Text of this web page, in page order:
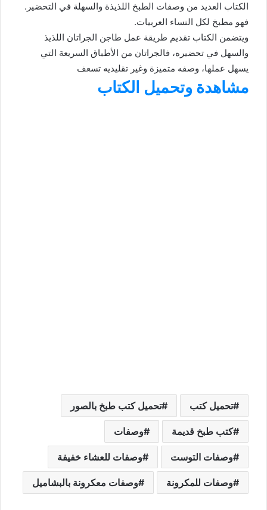
الكتاب العديد من وصفات الطبخ اللذيذة والسهلة في التحضير.
فهو مطبخ لكل النساء العربيات.
ويتضمن الكتاب تقديم طريقة عمل طاجن الجراتان اللذيذ
والسهل في تحضيره، فالجراتان من الأطباق السريعة التي
يسهل عملها، وصفه متميزة وغير تقليديه تسعف
مشاهدة وتحميل الكتاب
تحميل كتب تحميل كتب طبخ بالصور
كتب طبخ قديمة وصفات
وصفات التوست وصفات للعشاء خفيفة
وصفات للمكرونة وصفات معكرونة بالبشاميل